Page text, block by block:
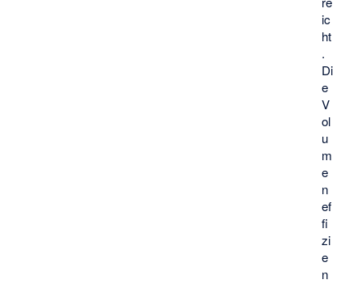
ic
ht
.
Di
e
V
ol
u
m
e
n
ef
fi
zi
e
n